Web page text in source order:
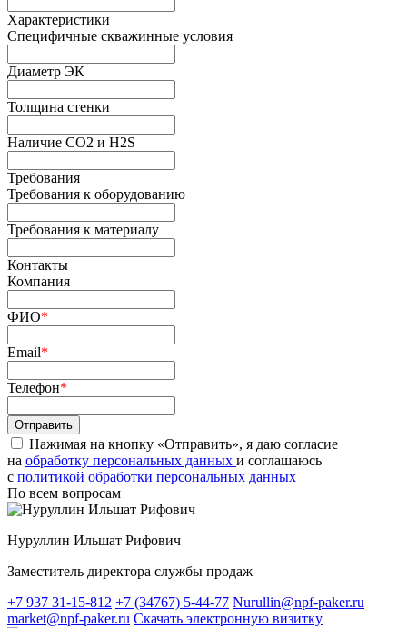
Характеристики
Специфичные скважинные условия
Диаметр ЭК
Толщина стенки
Наличие СО2 и H2S
Требования
Требования к оборудованию
Требования к материалу
Контакты
Компания
ФИО*
Email*
Телефон*
Нажимая на кнопку «Отправить», я даю согласие
на обработку персональных данных и соглашаюсь
c политикой обработки персональных данных
По всем вопросам
Нуруллин Ильшат Рифович
Заместитель директора службы продаж
+7 937 31-15-812 +7 (34767) 5-44-77 Nurullin@npf-paker.ru
market@npf-paker.ru Скачать электронную визитку